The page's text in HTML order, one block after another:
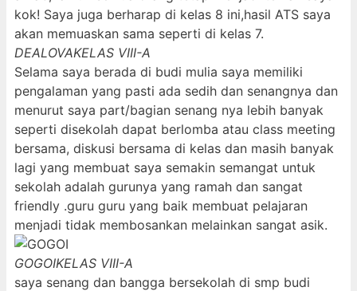
kok! Saya juga berharap di kelas 8 ini,hasil ATS saya
akan memuaskan sama seperti di kelas 7.
DEALOVAKELAS VIII-A
Selama saya berada di budi mulia saya memiliki
pengalaman yang pasti ada sedih dan senangnya dan
menurut saya part/bagian senang nya lebih banyak
seperti disekolah dapat berlomba atau class meeting
bersama, diskusi bersama di kelas dan masih banyak
lagi yang membuat saya semakin semangat untuk
sekolah adalah gurunya yang ramah dan sangat
friendly .guru guru yang baik membuat pelajaran
menjadi tidak membosankan melainkan sangat asik.
GOGOIKELAS VIII-A
saya senang dan bangga bersekolah di smp budi